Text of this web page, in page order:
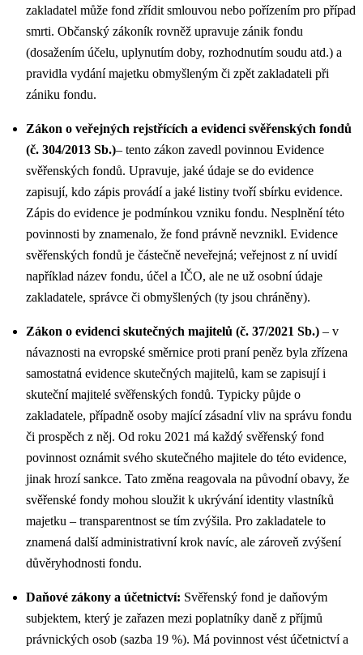
zakladatel může fond zřídit smlouvou nebo pořízením pro případ
smrti. Občanský zákoník rovněž upravuje zánik fondu
(dosažením účelu, uplynutím doby, rozhodnutím soudu atd.) a
pravidla vydání majetku obmyšleným či zpět zakladateli při
zániku fondu.
Zákon o veřejných rejstřících a evidenci svěřenských fondů
(č. 304/2013 Sb.)– tento zákon zavedl povinnou Evidence
svěřenských fondů. Upravuje, jaké údaje se do evidence
zapisují, kdo zápis provádí a jaké listiny tvoří sbírku evidence.
Zápis do evidence je podmínkou vzniku fondu. Nesplnění této
povinnosti by znamenalo, že fond právně nevznikl. Evidence
svěřenských fondů je částečně neveřejná; veřejnost z ní uvidí
například název fondu, účel a IČO, ale ne už osobní údaje
zakladatele, správce či obmyšlených (ty jsou chráněny).
Zákon o evidenci skutečných majitelů (č. 37/2021 Sb.) – v
návaznosti na evropské směrnice proti praní peněz byla zřízena
samostatná evidence skutečných majitelů, kam se zapisují i
skuteční majitelé svěřenských fondů. Typicky půjde o
zakladatele, případně osoby mající zásadní vliv na správu fondu
či prospěch z něj. Od roku 2021 má každý svěřenský fond
povinnost oznámit svého skutečného majitele do této evidence,
jinak hrozí sankce. Tato změna reagovala na původní obavy, že
svěřenské fondy mohou sloužit k ukrývání identity vlastníků
majetku – transparentnost se tím zvýšila. Pro zakladatele to
znamená další administrativní krok navíc, ale zároveň zvýšení
důvěryhodnosti fondu.
Daňové zákony a účetnictví: Svěřenský fond je daňovým
subjektem, který je zařazen mezi poplatníky daně z příjmů
právnických osob (sazba 19 %). Má povinnost vést účetnictví a